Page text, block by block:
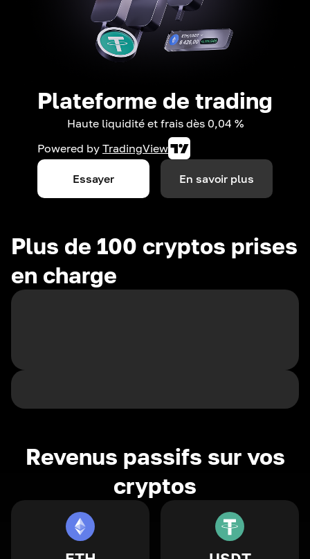
Plateforme de trading
Haute liquidité et frais dès 0,04 %
Powered by TradingView
Essayer En savoir plus
Plus de 100 cryptos prises
en charge
Revenus passifs sur vos
cryptos